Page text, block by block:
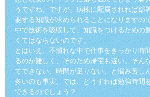
うですね。ですが、病棟に配属されれば部
要する知識が求められることになりますの
中で技術を吸収して、知識をつけるための
くてはならないのです。
とはいえ、不慣れな中で仕事をきっかり時
るのが難しく、そのため帰宅も遅い。そん
てできない、時間が足りない、と悩み苦し
多いのも事実。では、どうすれば勉強時間
できるのでしょう？